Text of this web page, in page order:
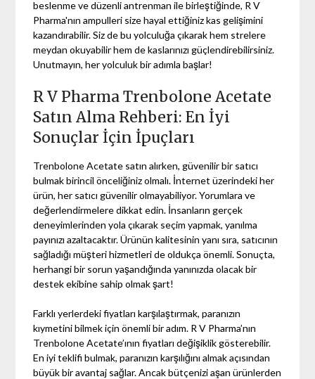
beslenme ve düzenli antrenman ile birleştiğinde, R V
Pharma'nın ampulleri size hayal ettiğiniz kas gelişimini
kazandırabilir. Siz de bu yolculuğa çıkarak hem strelere
meydan okuyabilir hem de kaslarınızı güçlendirebilirsiniz.
Unutmayın, her yolculuk bir adımla başlar!
R V Pharma Trenbolone Acetate
Satın Alma Rehberi: En İyi
Sonuçlar İçin İpuçları
Trenbolone Acetate satın alırken, güvenilir bir satıcı
bulmak birincil önceliğiniz olmalı. İnternet üzerindeki her
ürün, her satıcı güvenilir olmayabiliyor. Yorumlara ve
değerlendirmelere dikkat edin. İnsanların gerçek
deneyimlerinden yola çıkarak seçim yapmak, yanılma
payınızı azaltacaktır. Ürünün kalitesinin yanı sıra, satıcının
sağladığı müşteri hizmetleri de oldukça önemli. Sonuçta,
herhangi bir sorun yaşandığında yanınızda olacak bir
destek ekibine sahip olmak şart!
Farklı yerlerdeki fiyatları karşılaştırmak, paranızın
kıymetini bilmek için önemli bir adım. R V Pharma’nın
Trenbolone Acetate’ının fiyatları değişiklik gösterebilir.
En iyi teklifi bulmak, paranızın karşılığını almak açısından
büyük bir avantaj sağlar. Ancak bütçenizi aşan ürünlerden